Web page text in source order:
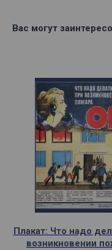
Вас могут
Плакат: Что надо
возникновении